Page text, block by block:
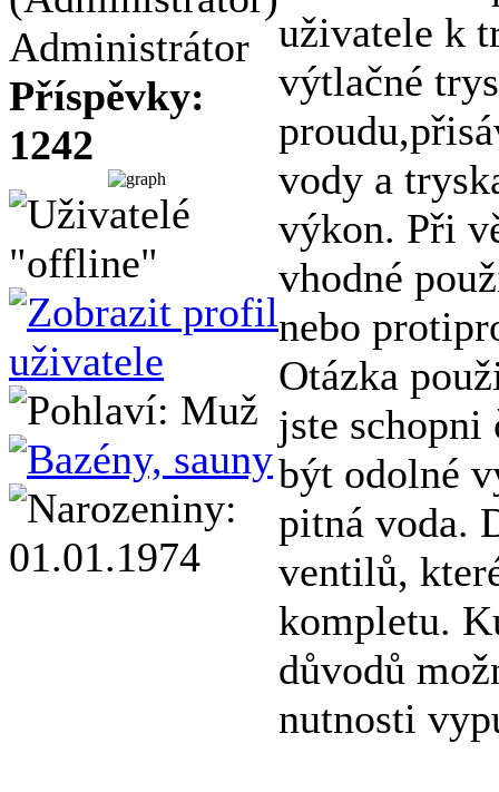
Administrátor
Příspěvky:
1242
uživatele k
výtlačné
vody a
výkon. Při
vhodné
nebo
Otázka
jste schopni
být odolné
pitná voda.
ventilů,
kompletu.
důvodů
nutnosti